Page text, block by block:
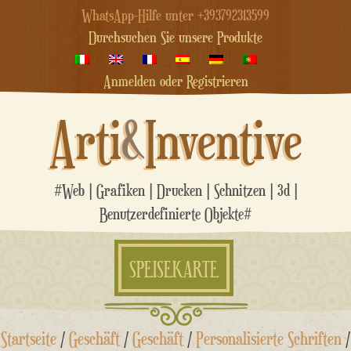
WhatsApp-Hilfe unter +393792313599
Durchsuchen Sie unsere Produkte
Anmelden oder Registrieren
Arti&Inventive
#Web | Grafiken | Drucken | Schnitzen | 3d |
Benutzerdefinierte Objekte#
SPEISEKARTE
Zum
Inhalt
Startseite /Geschäft /Geschäft /Personalisierte Schriften/